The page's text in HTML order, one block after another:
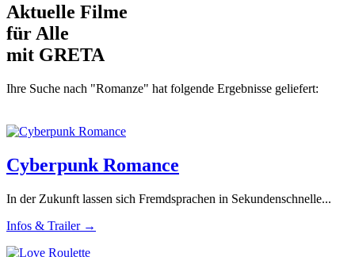
Aktuelle Filme
für Alle
mit GRETA
Ihre Suche nach "Romanze" hat folgende Ergebnisse geliefert:
Cyberpunk Romance
In der Zukunft lassen sich Fremdsprachen in Sekundenschnelle...
Infos & Trailer →